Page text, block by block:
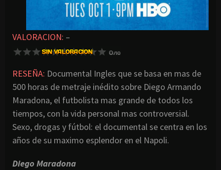
VALORACION: –
RESEÑA: Documental Ingles que se basa en mas de
500 horas de metraje inédito sobre Diego Armando
Maradona, el futbolista mas grande de todos los
tiempos, con la vida personal mas controversial.
Sexo, drogas y fútbol: el documental se centra en los
años de su maximo esplendor en el Napoli.
Diego Maradona